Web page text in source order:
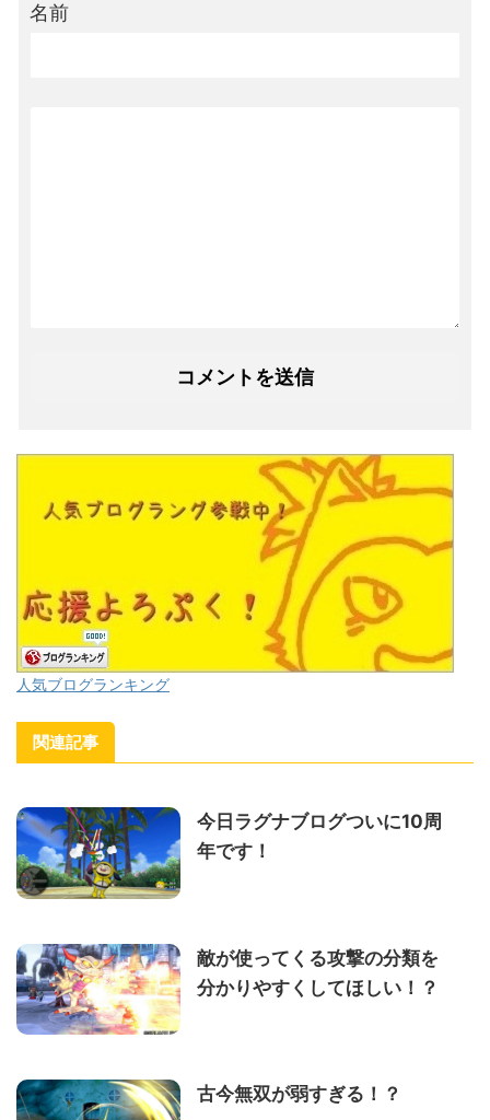
名前
人気ブログランキング
関連記事
今日ラグナブログついに10周
年です！
敵が使ってくる攻撃の分類を
分かりやすくしてほしい！？
古今無双が弱すぎる！？